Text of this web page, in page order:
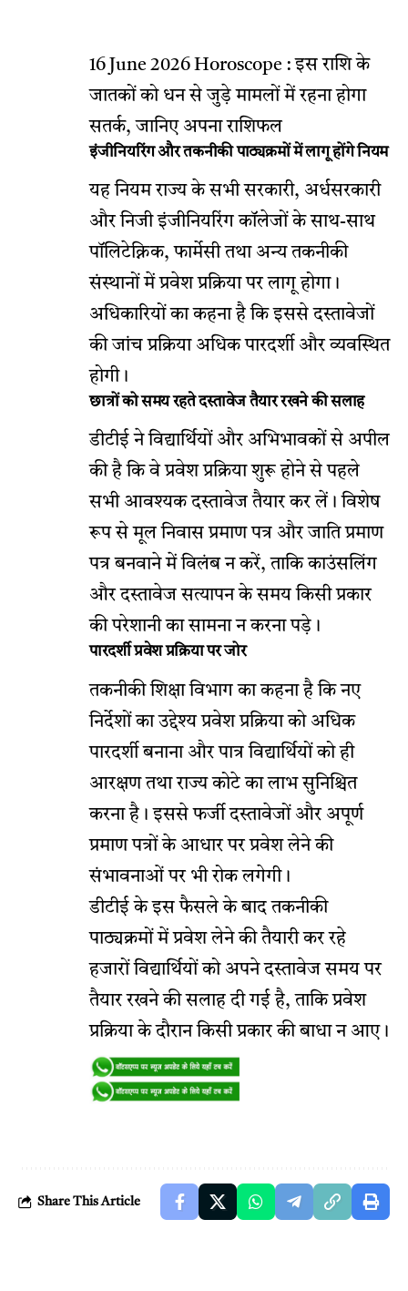
16 June 2026 Horoscope : इस राशि के
जातकों को धन से जुड़े मामलों में रहना होगा
सतर्क, जानिए अपना राशिफल
इंजीनियरिंग और तकनीकी पाठ्यक्रमों में लागू होंगे नियम
यह नियम राज्य के सभी सरकारी, अर्धसरकारी
और निजी इंजीनियरिंग कॉलेजों के साथ-साथ
पॉलिटेक्निक, फार्मेसी तथा अन्य तकनीकी
संस्थानों में प्रवेश प्रक्रिया पर लागू होगा।
अधिकारियों का कहना है कि इससे दस्तावेजों
की जांच प्रक्रिया अधिक पारदर्शी और व्यवस्थित
होगी।
छात्रों को समय रहते दस्तावेज तैयार रखने की सलाह
डीटीई ने विद्यार्थियों और अभिभावकों से अपील
की है कि वे प्रवेश प्रक्रिया शुरू होने से पहले
सभी आवश्यक दस्तावेज तैयार कर लें। विशेष
रूप से मूल निवास प्रमाण पत्र और जाति प्रमाण
पत्र बनवाने में विलंब न करें, ताकि काउंसलिंग
और दस्तावेज सत्यापन के समय किसी प्रकार
की परेशानी का सामना न करना पड़े।
पारदर्शी प्रवेश प्रक्रिया पर जोर
तकनीकी शिक्षा विभाग का कहना है कि नए
निर्देशों का उद्देश्य प्रवेश प्रक्रिया को अधिक
पारदर्शी बनाना और पात्र विद्यार्थियों को ही
आरक्षण तथा राज्य कोटे का लाभ सुनिश्चित
करना है। इससे फर्जी दस्तावेजों और अपूर्ण
प्रमाण पत्रों के आधार पर प्रवेश लेने की
संभावनाओं पर भी रोक लगेगी।
डीटीई के इस फैसले के बाद तकनीकी
पाठ्यक्रमों में प्रवेश लेने की तैयारी कर रहे
हजारों विद्यार्थियों को अपने दस्तावेज समय पर
तैयार रखने की सलाह दी गई है, ताकि प्रवेश
प्रक्रिया के दौरान किसी प्रकार की बाधा न आए।
Share This Article